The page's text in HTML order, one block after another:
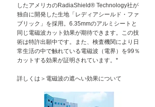
したアメリカのRadiaShield® Technology社が
独自に開発した生地「レディアシールド・ファ
ブリック」を採用。6.35mmのアルミシートと
同じ電磁波カット効果が期待できます。この技
術は特許出願中です。また、検査機関により日
常生活の中で触れている電磁波（電界）を99％
カットする効果が証明されています。*
詳しくは ＞電磁波の遮へい効果について